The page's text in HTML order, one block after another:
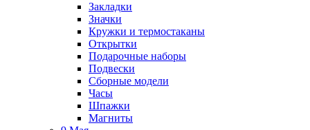
Закладки
Значки
Кружки и термостаканы
Открытки
Подарочные наборы
Подвески
Сборные модели
Часы
Шпажки
Магниты